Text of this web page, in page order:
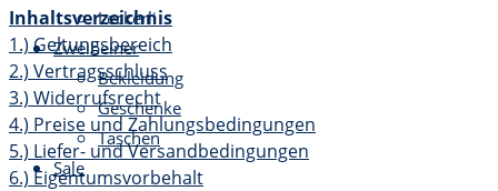
Leckerli
Zweibeiner
Bekleidung
Geschenke
Taschen
Sale
Inhaltsverzeichnis
1.) Geltungsbereich
2.) Vertragsschluss
3.) Widerrufsrecht
4.) Preise und Zahlungsbedingungen
5.) Liefer- und Versandbedingungen
6.) Eigentumsvorbehalt